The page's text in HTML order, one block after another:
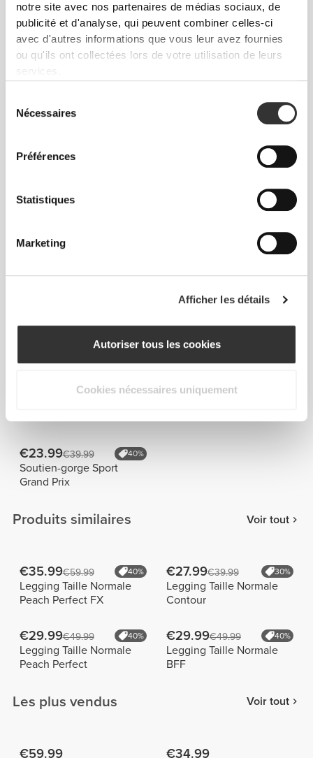
notre site avec nos partenaires de médias sociaux, de
publicité et d'analyse, qui peuvent combiner celles-ci
avec d'autres informations que vous leur avez fournies
ou qu'ils ont collectées lors de votre utilisation de leurs
services.
Nécessaires
Préférences
Statistiques
Marketing
Afficher les détails
Autoriser tous les cookies
Cookies nécessaires uniquement
4.8 (14 avis)
De notre communauté Voir tout
Olena
€23.99€39.99 40%
Soutien-gorge Sport
Grand Prix
Produits similaires Voir tout
€35.99€59.99 40%
Legging Taille Normale
Peach Perfect FX
€27.99€39.99 30%
Legging Taille Normale
Contour
€29.99€49.99 40%
Legging Taille Normale
Peach Perfect
€29.99€49.99 40%
Legging Taille Normale
BFF
Les plus vendus Voir tout
€59.99 €34.99